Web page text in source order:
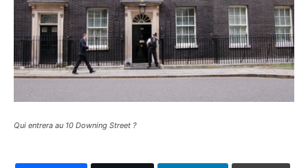
Qui entrera au 10 Downing Street ?